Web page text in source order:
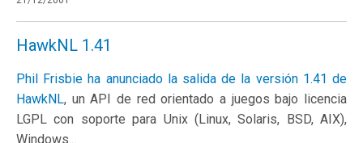
HawkNL 1.41
Phil Frisbie ha anunciado la salida de la versión 1.41 de
HawkNL, un API de red orientado a juegos bajo licencia
LGPL con soporte para Unix (Linux, Solaris, BSD, AIX),
Windows...